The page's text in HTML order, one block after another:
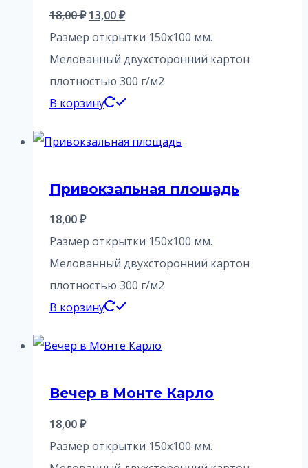
18,00₽ Первоначальная
цена
составляла
18,00 ₽.
13,00₽Текущая
цена:
13,00 ₽.
Размер открытки 150х100 мм.
Мелованный двухсторонний картон
плотностью 300 г/м2
В корзину
Привокзальная площадь
18,00₽
Размер открытки 150х100 мм.
Мелованный двухсторонний картон
плотностью 300 г/м2
В корзину
Вечер в Монте Карло
18,00₽
Размер открытки 150х100 мм.